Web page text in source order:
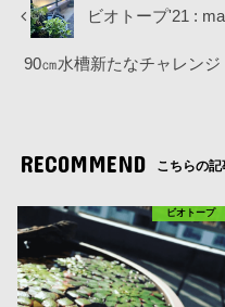
ビオトープ'21 :
90㎝水槽新たなチャレン
RECOMMEND こちらの記
ビオトープ